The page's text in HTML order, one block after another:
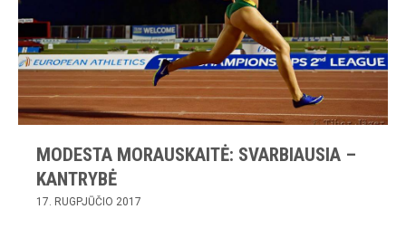
MODESTA MORAUSKAITĖ: SVARBIAUSIA –
KANTRYBĖ
17. RUGPJŪČIO 2017